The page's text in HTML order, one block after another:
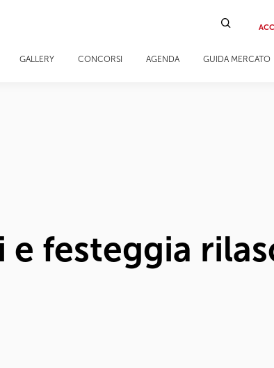
GALLERY CONCORSI AGENDA GUIDA MERCATO
festeggia